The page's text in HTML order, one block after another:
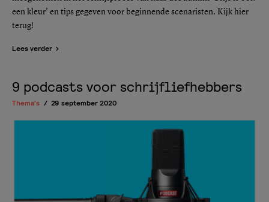
een kleur' en tips gegeven voor beginnende scenaristen. Kijk hier
terug!
Lees verder
9 podcasts voor schrijfliefhebbers
Thema's 29 september 2020